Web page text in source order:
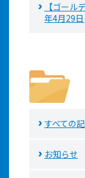
【ゴール
年4月29日
すべての
お知らせ